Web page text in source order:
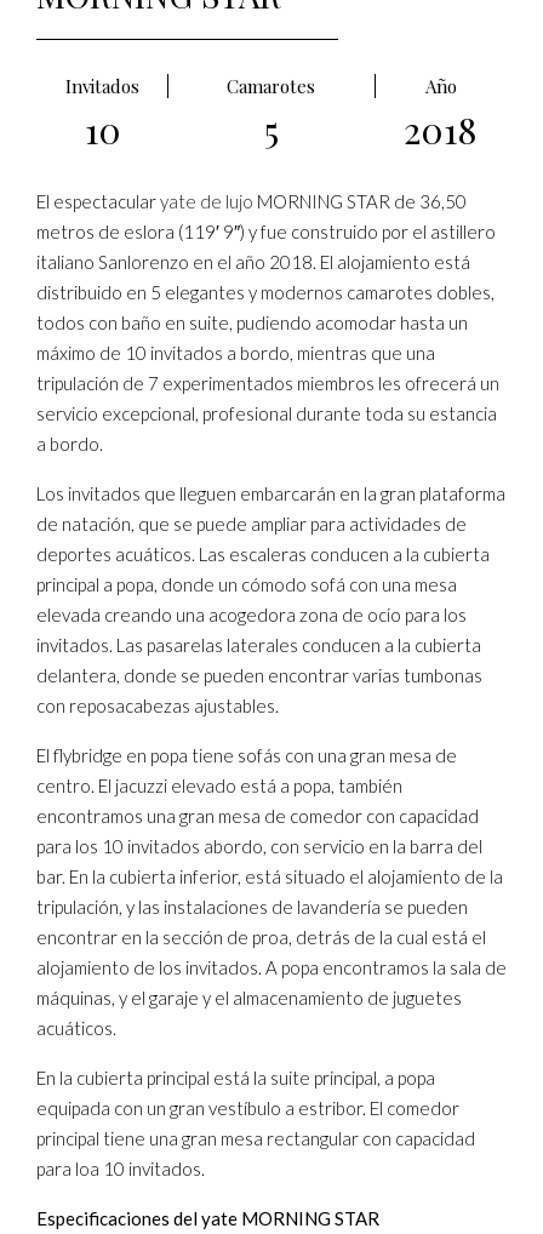
Invitados Camarotes Año
10 5 2018
El espectacularyate de lujo MORNING STAR de 36,50
metros de eslora (119′ 9″) y fue construido por el astillero
italiano Sanlorenzo en el año 2018. El alojamiento está
distribuido en 5 elegantes y modernos camarotes dobles,
todos con baño en suite, pudiendo acomodar hasta un
máximo de 10 invitados a bordo, mientras que una
tripulación de 7 experimentados miembros les ofrecerá un
servicio excepcional, profesional durante toda su estancia
a bordo.
Los invitados que lleguen embarcarán en la gran plataforma
de natación, que se puede ampliar para actividades de
deportes acuáticos. Las escaleras conducen a la cubierta
principal a popa, donde un cómodo sofá con una mesa
elevada creando una acogedora zona de ocio para los
invitados. Las pasarelas laterales conducen a la cubierta
delantera, donde se pueden encontrar varias tumbonas
con reposacabezas ajustables.
El flybridge en popa tiene sofás con una gran mesa de
centro. El jacuzzi elevado está a popa, también
encontramos una gran mesa de comedor con capacidad
para los 10 invitados abordo, con servicio en la barra del
bar. En la cubierta inferior, está situado el alojamiento de la
tripulación, y las instalaciones de lavandería se pueden
encontrar en la sección de proa, detrás de la cual está el
alojamiento de los invitados. A popa encontramos la sala de
máquinas, y el garaje y el almacenamiento de juguetes
acuáticos.
En la cubierta principal está la suite principal, a popa
equipada con un gran vestíbulo a estribor. El comedor
principal tiene una gran mesa rectangular con capacidad
para loa 10 invitados.
Especificaciones del yate MORNING STAR